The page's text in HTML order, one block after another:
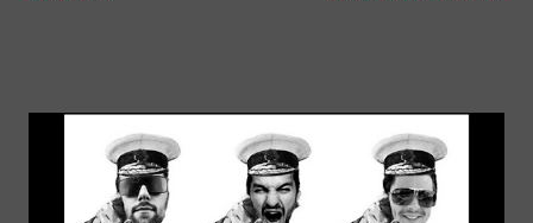
comprarsi la t shirt da 100 euro e fare i fighi (o le fighe)
con bimbomix. Questo ovviamente non lo fanno tutti, io
parlo della categoria. La categoria NON è in un buon